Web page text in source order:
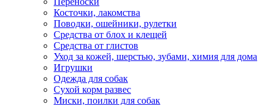
Косточки, лакомства
Поводки, ошейники, рулетки
Средства от блох и клещей
Средства от глистов
Уход за кожей, шерстью, зубами, химия для дома
Игрушки
Одежда для собак
Сухой корм развес
Миски, поилки для собак